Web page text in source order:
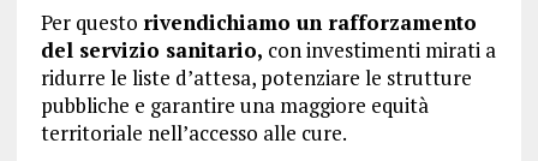
Per questo rivendichiamo un rafforzamento
del servizio sanitario, con investimenti mirati a
ridurre le liste d’attesa, potenziare le strutture
pubbliche e garantire una maggiore equità
territoriale nell’accesso alle cure.